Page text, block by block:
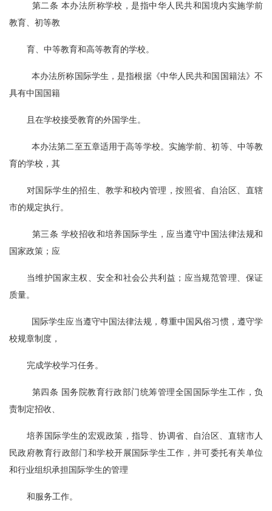
  第二条 本办法所称学校，是指中华人民共和国境内实施学前
教育、初等教
育、中等教育和高等教育的学校。
  本办法所称国际学生，是指根据《中华人民共和国国籍法》不
具有中国国籍
且在学校接受教育的外国学生。
  本办法第二至五章适用于高等学校。实施学前、初等、中等教
育的学校，其
对国际学生的招生、教学和校内管理，按照省、自治区、直辖
市的规定执行。
  第三条 学校招收和培养国际学生，应当遵守中国法律法规和
国家政策；应
当维护国家主权、安全和社会公共利益；应当规范管理、保证
质量。
  国际学生应当遵守中国法律法规，尊重中国风俗习惯，遵守学
校规章制度，
完成学校学习任务。
  第四条 国务院教育行政部门统筹管理全国国际学生工作，负
责制定招收、
培养国际学生的宏观政策，指导、协调省、自治区、直辖市人
民政府教育行政部门和学校开展国际学生工作，并可委托有关单位
和行业组织承担国际学生的管理
和服务工作。